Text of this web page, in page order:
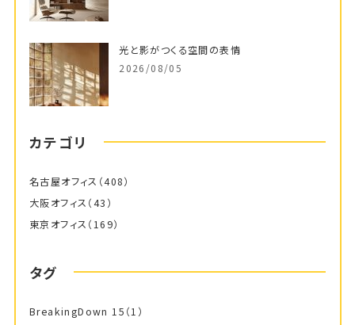
光と影がつくる空間の表情
2026/08/05
カテゴリ
名古屋オフィス （408）
大阪オフィス （43）
東京オフィス （169）
タグ
BreakingDown 15 （1）